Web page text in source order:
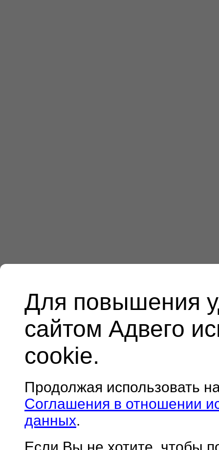
Для повышения
сайтом Адвего
cookie.
Продолжая использовать
Соглашения в отношении
данных.